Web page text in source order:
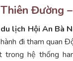
Đường
du lịch Hội An Bà
đi tham quan
trong hệ thống